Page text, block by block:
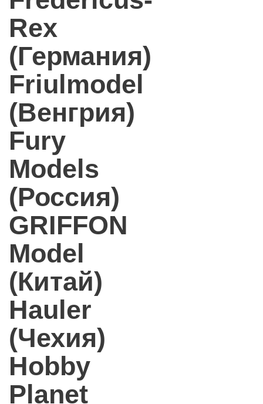
Rex
(Германия)
Friulmodel
(Венгрия)
Fury
Models
(Россия)
GRIFFON
Model
(Китай)
Hauler
(Чехия)
Hobby
Planet